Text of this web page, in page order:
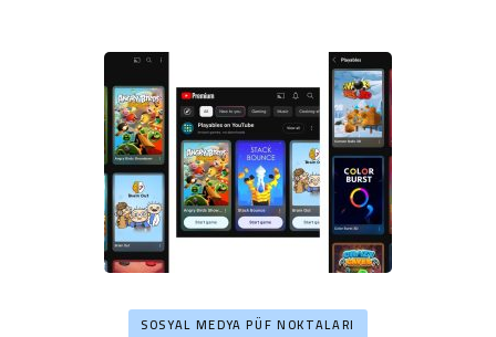
SOSYAL MEDYA PÜF NOKTALARI